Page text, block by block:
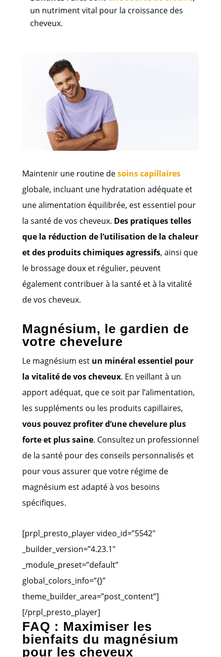
un nutriment vital pour la croissance des
cheveux.
Maintenir une routine desoins capillaires
globale, incluant une hydratation adéquate et
une alimentation équilibrée, est essentiel pour
la santé de vos cheveux. Des pratiques telles
que la réduction de l’utilisation de la chaleur
et des produits chimiques agressifs, ainsi que
le brossage doux et régulier, peuvent
également contribuer à la santé et à la vitalité
de vos cheveux.
Magnésium, le gardien de
votre chevelure
Le magnésium est un minéral essentiel pour
la vitalité de vos cheveux. En veillant à un
apport adéquat, que ce soit par l’alimentation,
les suppléments ou les produits capillaires,
vous pouvez profiter d’une chevelure plus
forte et plus saine. Consultez un professionnel
de la santé pour des conseils personnalisés et
pour vous assurer que votre régime de
magnésium est adapté à vos besoins
spécifiques.
[prpl_presto_player video_id=”5542″
_builder_version=”4.23.1″
_module_preset=”default”
global_colors_info=”{}”
theme_builder_area=”post_content”]
[/prpl_presto_player]
FAQ : Maximiser les
bienfaits du magnésium
pour les cheveux